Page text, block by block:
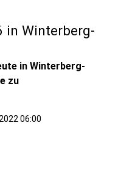
in Winterberg-
in Winterberg-
zu
06:00